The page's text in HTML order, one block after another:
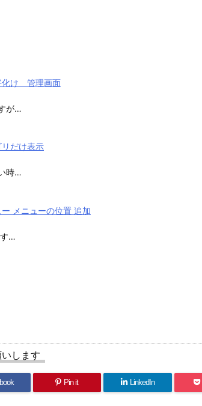
化け 管理画面
が…
リだけ表示
時…
メニューの位置 追加
す…
します
Pin it LinkedIn